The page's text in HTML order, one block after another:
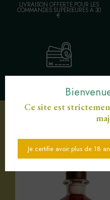
LIVRAISON OFFERTE POUR LES
COMMANDES SUPÉRIEURES À 30
€
Votre
Ce site est
Je certifie avoir plus de 18